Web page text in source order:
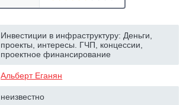
Инвестиции в инфраструктуру: Деньги,
проекты, интересы. ГЧП, концессии,
проектное финансирование
Альберт Еганян
неизвестно